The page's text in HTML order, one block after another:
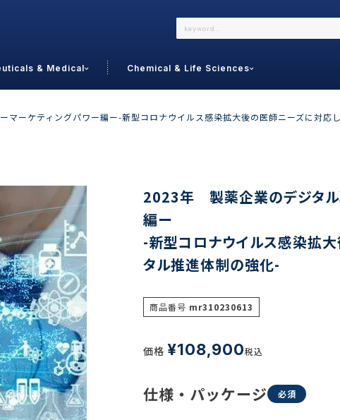
& Medical Chemical & Life Sciences
カテゴリで選ぶ 調査の種類で選ぶ
リセット
通販
サプリ
美容
シニア
女性・フェムケア
オーラル
生活習慣
介護
機能性原料・素材
その他
ィ・原料
装材
ご利用ガイド
よくあるご質問
ーケティングパワー編ー-新型コロナウイルス感染拡大後の医師ニーズに対応
2023年 製薬企業のデジタル
編ー
-新型コロナウイルス感染拡
タル推進体制の強化-
商品番号 mr310230613
価格 ¥108,900税込
仕様・パッケージ